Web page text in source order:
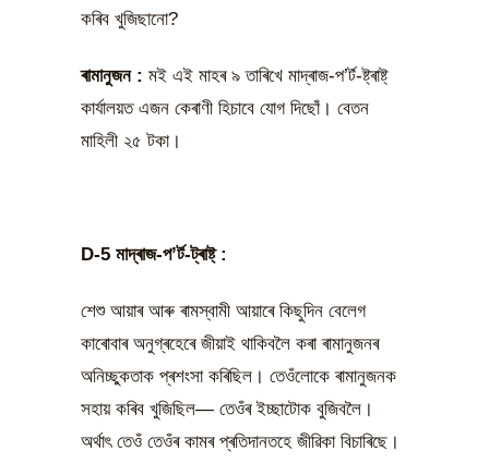
কৰিব খুজিছানো?
ৰামানুজন : মই এই মাহৰ ৯ তাৰিখে মাদ্ৰাজ-প’ৰ্ট-ষ্ট্ৰাষ্ট্
কাৰ্যালয়ত এজন কেৰাণী হিচাবে যোগ দিছোঁ। বেতন
মাহিলী ২৫ টকা।
D-5 মাদ্ৰাজ-প’ৰ্ট-ট্ৰাষ্ট্ :
শেশু আয়াৰ আৰু ৰামস্বামী আয়াৰে কিছুদিন বেলেগ
কাৰোবাৰ অনুগ্ৰহেৰে জীয়াই থাকিবলৈ কৰা ৰামানুজনৰ
অনিচ্ছুকতাক প্ৰশংসা কৰিছিল। তেওঁলোকে ৰামানুজনক
সহায় কৰিব খুজিছিল— তেওঁৰ ইচ্ছাটোক বুজিবলৈ।
অৰ্থাৎ তেওঁ তেওঁৰ কামৰ প্ৰতিদানতহে জীৱিকা বিচাৰিছে।